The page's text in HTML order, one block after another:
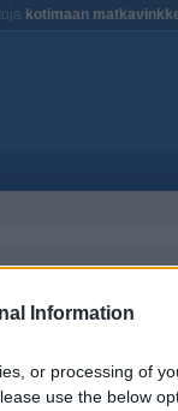
Information
or processing of
use the below
kotimaan